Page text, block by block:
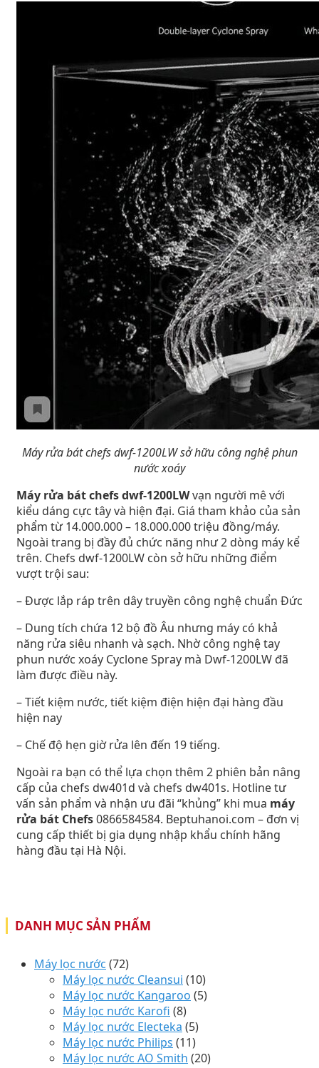
Máy rửa bát chefs dwf-1200LW sở hữu công nghệ phun
nước xoáy
Máy rửa bát chefs dwf-1200LWvạn người mê với
kiểu dáng cực tây và hiện đại. Giá tham khảo của sản
phẩm từ 14.000.000 – 18.000.000 triệu đồng/máy.
Ngoài trang bị đầy đủ chức năng như 2 dòng máy kể
trên. Chefs dwf-1200LW còn sở hữu những điểm
vượt trội sau:
– Được lắp ráp trên dây truyền công nghệ chuẩn Đức
– Dung tích chứa 12 bộ đồ Âu nhưng máy có khả
năng rửa siêu nhanh và sạch. Nhờ công nghệ tay
phun nước xoáy Cyclone Spray mà Dwf-1200LW đã
làm được điều này.
– Tiết kiệm nước, tiết kiệm điện hiện đại hàng đầu
hiện nay
– Chế độ hẹn giờ rửa lên đến 19 tiếng.
Ngoài ra bạn có thể lựa chọn thêm 2 phiên bản nâng
cấp của chefs dw401d và chefs dw401s. Hotline tư
vấn sản phẩm và nhận ưu đãi “khủng” khi mua máy
rửa bát Chefs0866584584. Beptuhanoi.com – đơn vị
cung cấp thiết bị gia dụng nhập khẩu chính hãng
hàng đầu tại Hà Nội.
DANH MỤC SẢN PHẨM
Máy lọc nước (72)
Máy lọc nước Cleansui (10)
Máy lọc nước Kangaroo (5)
Máy lọc nước Karofi (8)
Máy lọc nước Electeka (5)
Máy lọc nước Philips (11)
Máy lọc nước AO Smith (20)